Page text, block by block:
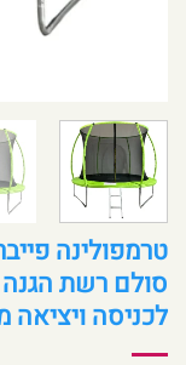
סולם רשת הגנה
לכניסה ויציאה